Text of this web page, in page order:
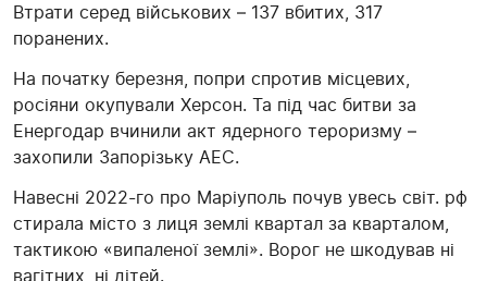
Втрати серед військових – 137 вбитих, 317
поранених.
На початку березня, попри спротив місцевих,
росіяни окупували Херсон. Та під час битви за
Енергодар вчинили акт ядерного тероризму –
захопили Запорізьку АЕС.
Навесні 2022-го про Маріуполь почув увесь світ. рф
стирала місто з лиця землі квартал за кварталом,
тактикою «випаленої землі». Ворог не шкодував ні
вагітних, ні дітей.